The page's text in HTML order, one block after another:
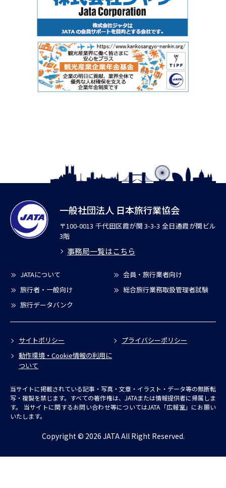
一般社団法人 日本旅行業協会
〒100-0013 千代田区霞が関 3-3-3 全日通霞が関ビル
3階
事務局一覧はこちら
JATAについて
会員・旅行業者向け
旅行者・一般向け
総合旅行業務取扱管理者試験
旅行データバンク
サイトポリシー
プライバシーポリシー
動作環境・Cookie情報の利用に
ついて
当サイトに掲載されている記事・写真・文章・イラスト・データ等の無断転
写・複製を禁じます。すべての著作権は、JATAまたは情報提供者に帰属しま
す。
当サイトに関するお問い合わせ等についてはJATA「広報室」にお願い
いたします。
Copyright © 2026 JATA All Right Reserved.